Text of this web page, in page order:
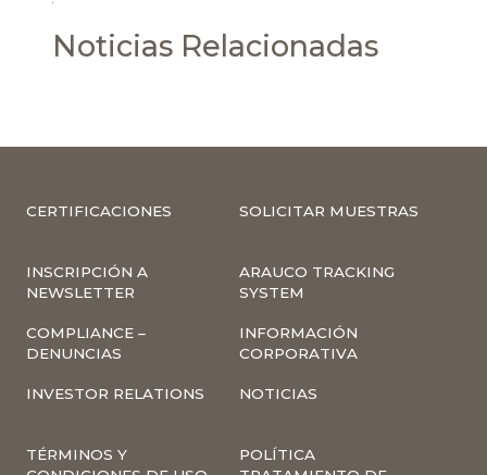
Noticias Relacionadas
CERTIFICACIONES SOLICITAR MUESTRAS
INSCRIPCIÓN A
NEWSLETTER
ARAUCO TRACKING
SYSTEM
COMPLIANCE –
DENUNCIAS
INFORMACIÓN
CORPORATIVA
INVESTOR RELATIONS NOTICIAS
TÉRMINOS Y
POLÍTICA